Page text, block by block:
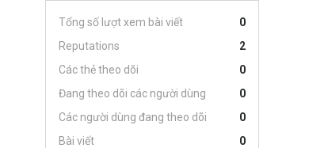
Tổng số lượt xem bài viết
0
Reputations
2
Các thẻ theo dõi
0
Đang theo dõi các người dùng
0
Các người dùng đang theo dõi
0
Bài viết
0